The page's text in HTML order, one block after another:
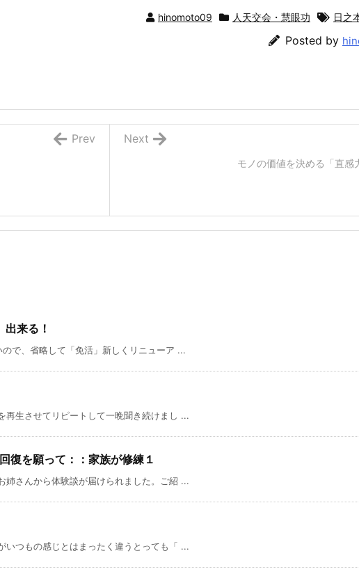
hinomoto09 人天交会・慧眼功 日之
Posted by
モノの価値を決める「直感
Next
Prev
来る！
で、省略して「免活」新しくリニューア ...
再生させてリピートして一晩聞き続けまし ...
復を願って：：家族が修練１
姉さんから体験談が届けられました。ご紹 ...
いつもの感じとはまったく違うとっても「 ...